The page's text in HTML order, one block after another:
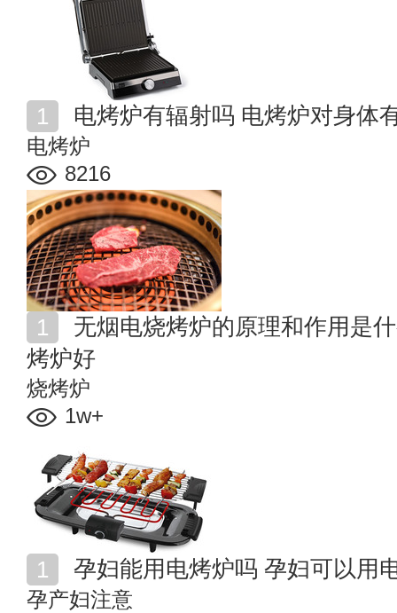
电烤炉有辐射吗 电烤炉对身体
电烤炉
8216
烤炉好
烧烤炉
1w+
孕妇能用电烤炉吗 孕妇可以用
孕产妇注意